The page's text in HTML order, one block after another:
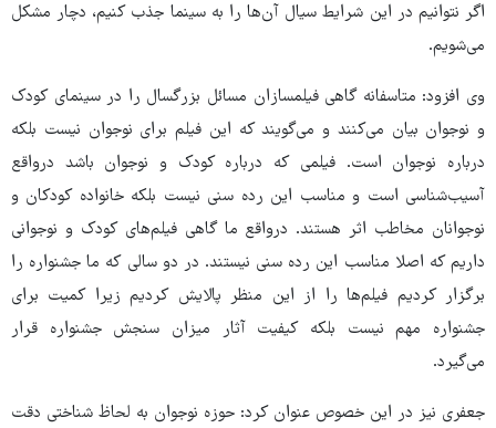
اگر نتوانیم در این شرایط سیال آن‌ها را به سینما جذب کنیم، دچار مشکل
می‌شویم.
وی افزود: متاسفانه گاهی فیلمسازان مسائل بزرگسال را در سینمای کودک
و نوجوان بیان می‌کنند و می‌گویند که این فیلم‌ برای نوجوان نیست بلکه
درباره نوجوان است. فیلمی که درباره کودک و نوجوان باشد درواقع
آسیب‌شناسی است و مناسب این رده سنی نیست بلکه خانواده کودکان و
نوجوانان مخاطب اثر هستند. درواقع ما گاهی فیلم‌های کودک و نوجوانی
داریم که اصلا مناسب این رده سنی نیستند. در دو سالی که ما جشنواره را
برگزار کردیم فیلم‌ها را از این منظر پالایش کردیم زیرا کمیت برای
جشنواره مهم نیست بلکه کیفیت آثار میزان سنجش جشنواره قرار
می‌گیرد.
جعفری نیز در این خصوص عنوان کرد: حوزه نوجوان به لحاظ شناختی دقت